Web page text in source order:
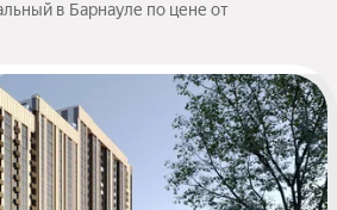
в Барнауле по цене от